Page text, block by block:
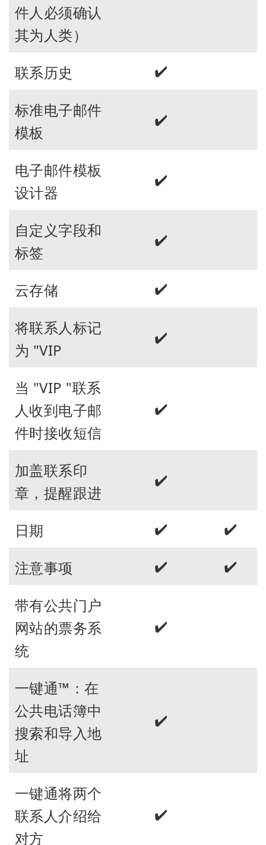
件人必须确认
其为人类）
联系历史
✔️
标准电子邮件
模板
✔️
电子邮件模板
设计器
✔️
自定义字段和
标签
✔️
云存储
✔️
将联系人标记
为 "VIP
✔️
当 "VIP "联系
人收到电子邮
件时接收短信
✔️
加盖联系印
章，提醒跟进
✔️
日期 ✔️
✔️
注意事项
✔️
✔️
带有公共门户
网站的票务系
统
✔️
一键通™：在
公共电话簿中
搜索和导入地
址
✔️
一键通将两个
联系人介绍给
对方
✔️